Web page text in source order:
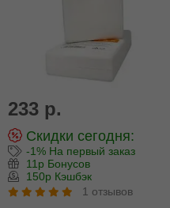
233 р.
Скидки сегодня:
-1% На первый заказ
11р Бонусов
150р Кэшбэк
1 отзывов